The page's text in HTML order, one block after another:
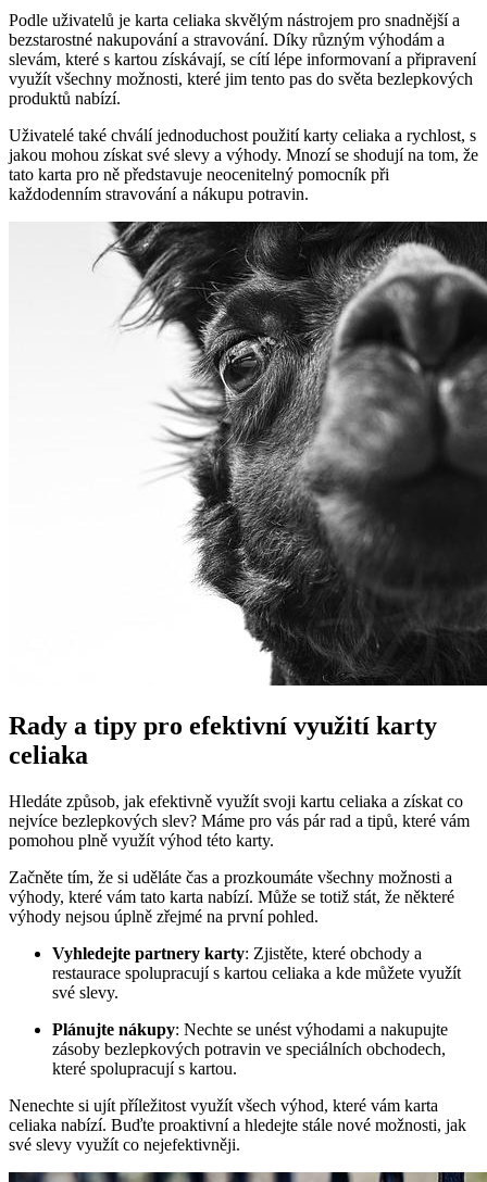
Podle uživatelů je karta celiaka skvělým nástrojem pro snadnější a
bezstarostné nakupování a stravování. Díky různým výhodám a
slevám, které s kartou získávají, se cítí lépe informovaní a připravení
využít všechny možnosti, které jim tento pas do světa bezlepkových
produktů nabízí.
Uživatelé také chválí jednoduchost použití karty celiaka a rychlost, s
jakou mohou získat své slevy a výhody. Mnozí se shodují na tom, že
tato karta pro ně představuje neocenitelný pomocník při
každodenním stravování a nákupu potravin.
Rady a tipy pro efektivní využití karty
celiaka
Hledáte způsob, jak efektivně využít svoji kartu celiaka a získat co
nejvíce bezlepkových slev? Máme pro vás pár rad a tipů, které vám
pomohou plně využít výhod této karty.
Začněte tím, že si uděláte čas a prozkoumáte všechny možnosti a
výhody, které vám tato karta nabízí. Může se totiž stát, že některé
výhody nejsou úplně zřejmé na první pohled.
Vyhledejte partnery karty: Zjistěte, které obchody a
restaurace spolupracují s kartou celiaka a kde můžete využít
své slevy.
Plánujte nákupy: Nechte se unést výhodami a nakupujte
zásoby bezlepkových potravin ve speciálních obchodech,
které spolupracují s kartou.
Nenechte si ujít příležitost využít všech výhod, které vám karta
celiaka nabízí. Buďte proaktivní a hledejte stále nové možnosti, jak
své slevy využít co nejefektivněji.